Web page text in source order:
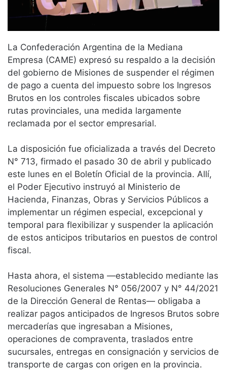
La Confederación Argentina de la Mediana
Empresa (CAME) expresó su respaldo a la decisión
del gobierno de Misiones de suspender el régimen
de pago a cuenta del impuesto sobre los Ingresos
Brutos en los controles fiscales ubicados sobre
rutas provinciales, una medida largamente
reclamada por el sector empresarial.
La disposición fue oficializada a través del Decreto
N° 713, firmado el pasado 30 de abril y publicado
este lunes en el Boletín Oficial de la provincia. Allí,
el Poder Ejecutivo instruyó al Ministerio de
Hacienda, Finanzas, Obras y Servicios Públicos a
implementar un régimen especial, excepcional y
temporal para flexibilizar y suspender la aplicación
de estos anticipos tributarios en puestos de control
fiscal.
Hasta ahora, el sistema —establecido mediante las
Resoluciones Generales N° 056/2007 y N° 44/2021
de la Dirección General de Rentas— obligaba a
realizar pagos anticipados de Ingresos Brutos sobre
mercaderías que ingresaban a Misiones,
operaciones de compraventa, traslados entre
sucursales, entregas en consignación y servicios de
transporte de cargas con origen en la provincia.